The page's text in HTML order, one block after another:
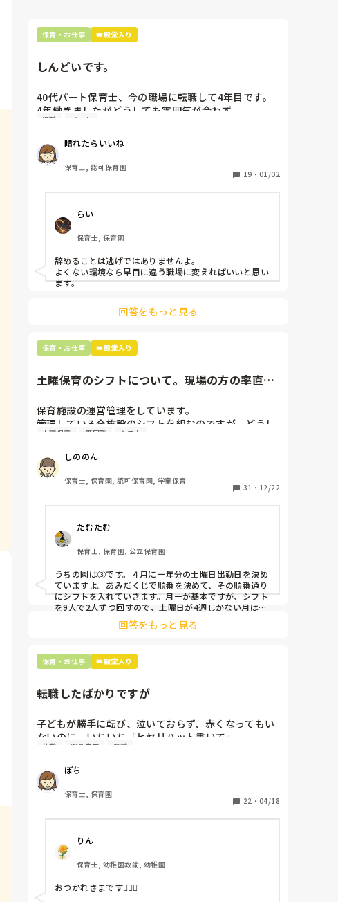
保育・お仕事 👑殿堂入り
しんどいです。
40代パート保育士、今の職場に転職して4年目です。
4年働きましたがどうしても雰囲気が合わず
退職しようと思っています。
周りの職員は、勤続10年以上から何十年という先生が
ほとんどです。
保護者子どもの愚痴悪口が多く、
子どもの前でも
仕方ないよね
もう何も言わずに
子どもの言いなりになればいいんだね
などいう意見で…
上の先生に相談することは難しそうです。
正直苦しい。
辞めることは逃げ、と、過去辞めた人も何年も言われ
続けています
退職 パート
晴れたらいいね
保育士, 認可保育園
19 ・ 01/02
らい
保育士, 保育園
辞めることは逃げではありませんよ。
よくない環境なら早目に違う職場に変えればいいと思い
ます。
回答をもっと見る
保育・お仕事 👑殿堂入り
土曜保育のシフトについて。現場の方の率直な
保育施設の運営管理をしています。
管理している全施設のシフトを組むのですが、どうし
ても土曜保育だけは入れる方が少なく、いつも苦労し
応募の段階では皆、月1〜2回の土曜出勤があることに
同意して入職しているはずですが、いざ勤務が始まる
と一日も土曜出勤が出来ない方ばかりです。
①土曜日の希望休は2日まで、と制限をかける
②毎月、必ず土曜保育に入ることのできる日を1日だ
けピックアップしてもらう
③仮シフトが出た時、土曜出勤が難しければ自身で代
わりの人を交渉して見つけてもらう
上記のいずれかの対策を取り入れることを考えていま
土曜保育 管理職 シフト
しののん
保育士, 保育園, 認可保育園, 学童保育
31 ・ 12/22
たむたむ
保育士, 保育園, 公立保育園
うちの園は③です。４月に一年分の土曜日出勤日を決め
ていますよ。あみだくじで順番を決めて、その順番通り
にシフトを入れていきます。月一が基本ですが、シフト
を9人で2人ずつ回すので、土曜日が4週しかない月は無
しの時もありますよ。その土曜日が出られない人は、同
じシフト時間の人と自分で交代して貰い、主任に報告し
回答をもっと見る
保育・お仕事 👑殿堂入り
転職したばかりですが
子どもが勝手に転び、泣いておらず、赤くなってもい
ないのに、いちいち「ヒヤリハット書いて」
と書かされ
休憩時間に書くしかなく、辛いです
（そう言う本人は書かない）
しかも、上司に↑この内容でも
「どうしたらなくせるか」
呼ばれて一緒に対策を考えさせられること多数
これだけで30〜40分拘束されて辛いです
皆さんの園はどうですか?
休憩 園長先生 退職
ぽち
保育士, 保育園
22 ・ 04/18
りん
保育士, 幼稚園教諭, 幼稚園
おつかれさまです🙇🏻‍♀️